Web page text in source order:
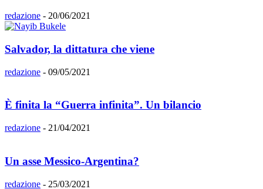
redazione - 20/06/2021
Salvador, la dittatura che viene
redazione - 09/05/2021
È finita la “Guerra infinita”. Un bilancio
redazione - 21/04/2021
Un asse Messico-Argentina?
redazione - 25/03/2021